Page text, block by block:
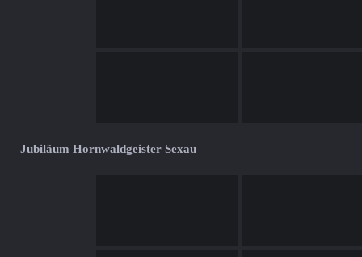
Jubiläum Hornwaldgeister Sexau